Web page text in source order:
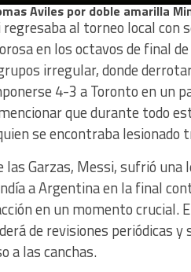
Aviles por doble amarilla
al torneo local con
en los octavos de final
irregular, donde
4-3 a Toronto en un
que durante todo
se encontraba lesionado
las Garzas, Messi, sufrió
a Argentina en la final
en un momento crucial.
de revisiones periódicas
a las canchas.